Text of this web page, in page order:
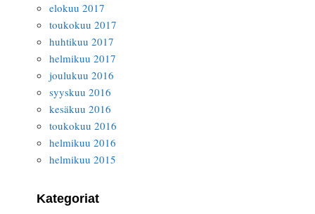
elokuu 2017
toukokuu 2017
huhtikuu 2017
helmikuu 2017
joulukuu 2016
syyskuu 2016
kesäkuu 2016
toukokuu 2016
helmikuu 2016
helmikuu 2015
Kategoriat